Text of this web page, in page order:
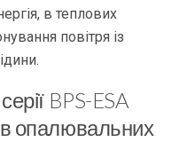
в теплових
повітря із
BPS-ESA
опалювальних